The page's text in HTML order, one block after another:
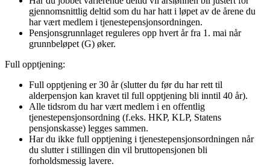
gjennomsnittlig deltid som du har hatt i løpet av de årene du
har vært medlem i tjenestepensjonsordningen.
Pensjonsgrunnlaget reguleres opp hvert år fra 1. mai når
grunnbeløpet (G) øker.
Full opptjening:
Full opptjening er 30 år (slutter du før du har rett til
alderpensjon kan kravet til full opptjening bli inntil 40 år).
Alle tidsrom du har vært medlem i en offentlig
tjenestepensjonsordning (f.eks. HKP, KLP, Statens
pensjonskasse) legges sammen.
Har du ikke full opptjening i tjenestepensjonsordningen når
du slutter i stillingen din vil bruttopensjonen bli
forholdsmessig lavere.